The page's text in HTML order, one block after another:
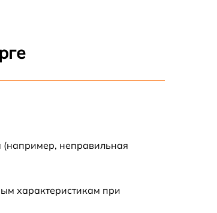
(например, неправильная
характеристикам при